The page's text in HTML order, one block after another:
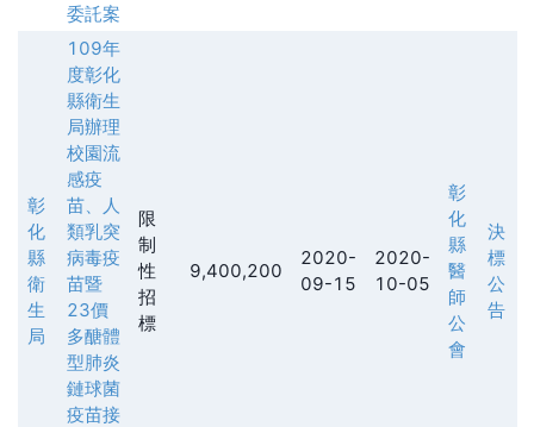
委託案
彰
化
縣
衛
生
局
109年
度彰化
縣衛生
局辦理
校園流
感疫
苗、人
類乳突
病毒疫
苗暨
23價
多醣體
型肺炎
鏈球菌
疫苗接
限
制
性
招
標
9,400,200
2020-
09-15
2020-
10-05
彰
化
縣
醫
師
公
會
決
標
公
告